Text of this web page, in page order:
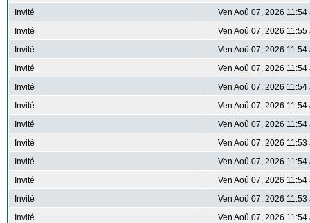
Invité
Ven Aoû 07, 2026 11:54
Invité
Ven Aoû 07, 2026 11:55
Invité
Ven Aoû 07, 2026 11:54
Invité
Ven Aoû 07, 2026 11:54
Invité
Ven Aoû 07, 2026 11:54
Invité
Ven Aoû 07, 2026 11:54
Invité
Ven Aoû 07, 2026 11:54
Invité
Ven Aoû 07, 2026 11:53
Invité
Ven Aoû 07, 2026 11:54
Invité
Ven Aoû 07, 2026 11:54
Invité
Ven Aoû 07, 2026 11:53
Invité
Ven Aoû 07, 2026 11:54